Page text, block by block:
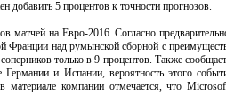
добавить 5 процентов к точности прогнозов.
матчей на Евро-2016. Согласно
Франции над румынской сборной с
только в 9 процентов. Также
и Испании, вероятность этого
компании отмечается, что